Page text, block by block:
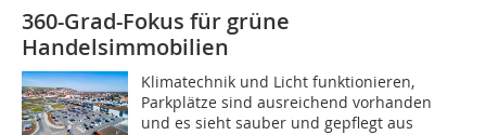
360-Grad-Fokus für grüne
Handelsimmobilien
Klimatechnik und Licht funktionieren,
Parkplätze sind ausreichend vorhanden
und es sieht sauber und gepflegt aus 